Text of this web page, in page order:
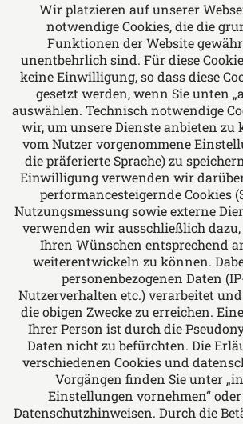
Über uns
Leonhard & Imig Rechtsanwälte
Rechtsberatung in allen Fragen
und Sozialrechts, Familien- und
Miet- und
und Architektenrechts,
und Forderungsrechts,
Medizinrechts.
Folgen Sie uns auf
Das europäische Kanzlei-
Wir platzieren auf unserer
notwendige Cookies, die die
Funktionen der Website
unentbehrlich sind. Für diese
keine Einwilligung, so dass diese
gesetzt werden, wenn Sie unten
auswählen. Technisch notwendige
wir, um unsere Dienste anbieten zu
vom Nutzer vorgenommene
die präferierte Sprache) zu
Einwilligung verwenden wir
performancesteigernde Cookies
Nutzungsmessung sowie externe
verwenden wir ausschließlich dazu,
Ihren Wünschen entsprechend
weiterentwickeln zu können.
personenbezogenen Daten
Nutzerverhalten etc.) verarbeitet
die obigen Zwecke zu erreichen.
Ihrer Person ist durch die
Daten nicht zu befürchten. Die
verschiedenen Cookies und
Vorgängen finden Sie unter
Einstellungen vornehmen“
Datenschutzhinweisen. Durch die